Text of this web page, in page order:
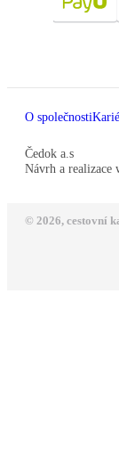
O společnosti
Čedok a.s
Návrh a realizace
© 2026, cestovní